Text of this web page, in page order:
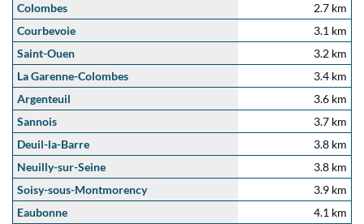
Colombes
2.7 km
Courbevoie
3.1 km
Saint-Ouen
3.2 km
La Garenne-Colombes
3.4 km
Argenteuil
3.6 km
Sannois
3.7 km
Deuil-la-Barre
3.8 km
Neuilly-sur-Seine
3.8 km
Soisy-sous-Montmorency
3.9 km
Eaubonne
4.1 km